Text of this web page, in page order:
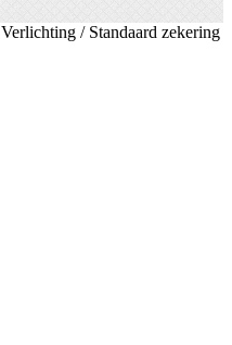
Verlichting / Standaard zekering